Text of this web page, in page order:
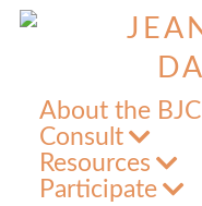
About the BJC
Consult
Resources
Participate